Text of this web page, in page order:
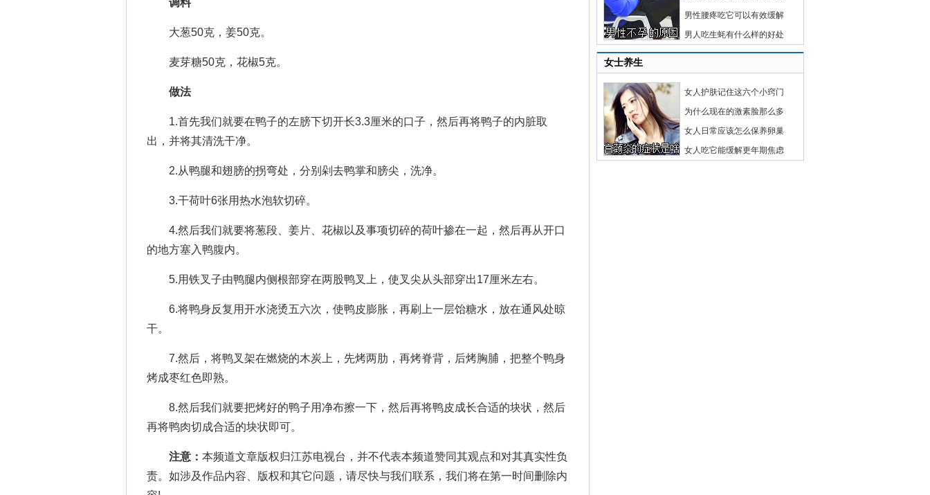
调料
大葱50克，姜50克。
麦芽糖50克，花椒5克。
做法
1.首先我们就要在鸭子的左膀下切开长3.3厘米的口子，然后再将鸭子的内脏取
出，并将其清洗干净。
2.从鸭腿和翅膀的拐弯处，分别剁去鸭掌和膀尖，洗净。
3.干荷叶6张用热水泡软切碎。
4.然后我们就要将葱段、姜片、花椒以及事项切碎的荷叶掺在一起，然后再从开口
的地方塞入鸭腹内。
5.用铁叉子由鸭腿内侧根部穿在两股鸭叉上，使叉尖从头部穿出17厘米左右。
6.将鸭身反复用开水浇烫五六次，使鸭皮膨胀，再刷上一层饴糖水，放在通风处晾
干。
7.然后，将鸭叉架在燃烧的木炭上，先烤两肋，再烤脊背，后烤胸脯，把整个鸭身
烤成枣红色即熟。
8.然后我们就要把烤好的鸭子用净布擦一下，然后再将鸭皮成长合适的块状，然后
再将鸭肉切成合适的块状即可。
注意： 本频道文章版权归江苏电视台，并不代表本频道赞同其观点和对其真实性负
责。如涉及作品内容、版权和其它问题，请尽快与我们联系，我们将在第一时间删除内
男性腰疼吃它可以有效缓解
男人吃生蚝有什么样的好处
女士养生
女人护肤记住这六个小窍门
为什么现在的激素脸那么多
女人日常应该怎么保养卵巢
女人吃它能缓解更年期焦虑